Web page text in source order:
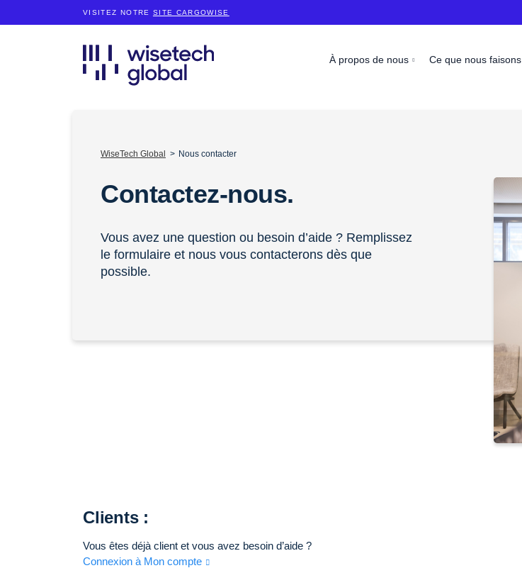
VISITEZ NOTRE SITE CARGOWISE
À propos de nous Ce que nous faisons
WiseTech Global Nous contacter
Contactez-nous.
Vous avez une question ou besoin d’aide ? Remplissez
le formulaire et nous vous contacterons dès que
possible.
Clients :
Vous êtes déjà client et vous avez besoin d’aide ?
Connexion à Mon compte